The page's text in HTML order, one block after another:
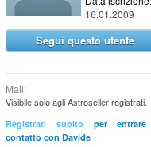
16.01.2009
Segui questo utente
Mail:
Visibile solo agli Astroseller registrati.
Registrati subitoper
contatto con Davide